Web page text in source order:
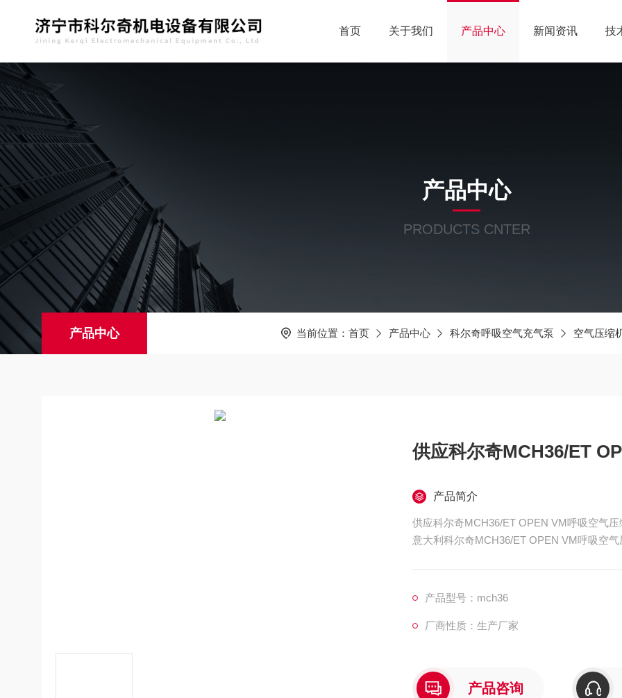
首页 关于我们 产品中心 新闻资讯 技
产品中心
PRODUCTS CNTER
产品中心 当前位置： 首页 产品中心 科尔奇呼吸空气充气泵 空气压缩
供应科尔奇MCH36/ET
产品简介
供应科尔奇MCH36/ET OPEN VM呼吸空气压
意大利科尔奇MCH36/ET OPEN VM呼吸空
产品型号：mch36
厂商性质：生产厂家
产品咨询